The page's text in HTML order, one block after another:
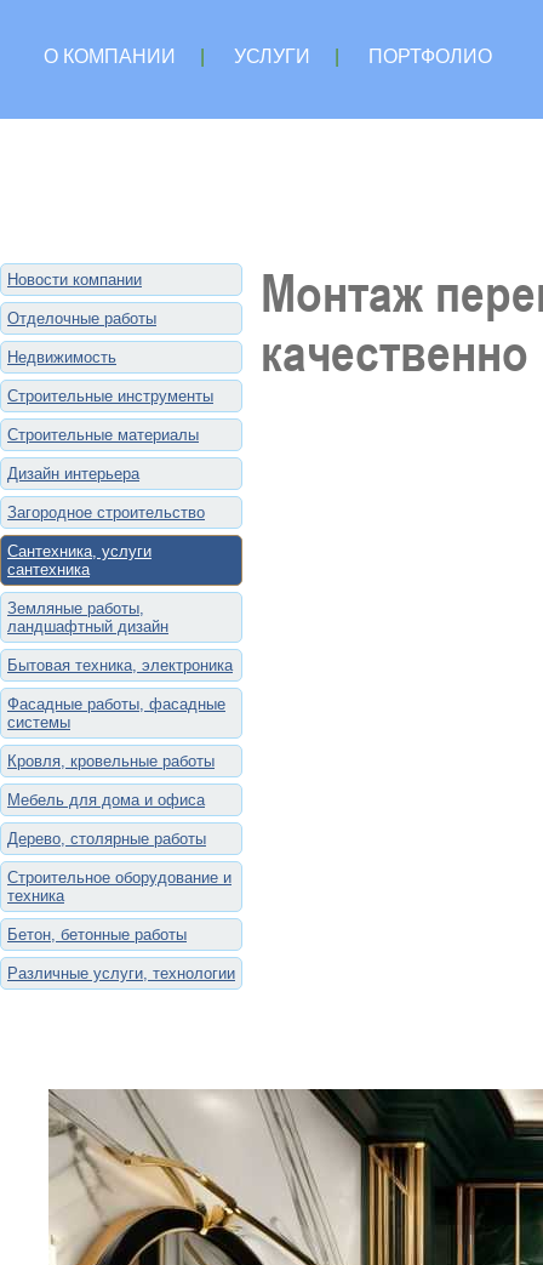
О КОМПАНИИ УСЛУГИ
ПОРТФОЛИО
Новости компании
Отделочные работы
Недвижимость
Строительные инструменты
Строительные материалы
Дизайн интерьера
Загородное строительство
Сантехника, услуги
сантехника
Земляные работы,
ландшафтный дизайн
Бытовая техника, электроника
Фасадные работы, фасадные
системы
Кровля, кровельные работы
Мебель для дома и офиса
Дерево, столярные работы
Строительное оборудование и
техника
Бетон, бетонные работы
Различные услуги, технологии
Монтаж
качественно